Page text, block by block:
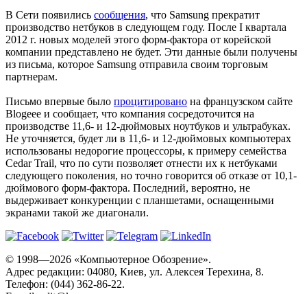
В Сети появились сообщения, что Samsung прекратит
производство нетбуков в следующем году. После I квартала
2012 г. новых моделей этого форм-фактора от корейской
компании представлено не будет. Эти данные были получены
из письма, которое Samsung отправила своим торговым
партнерам.
Письмо впервые было процитировано на французском сайте
Blogeee и сообщает, что компания сосредоточится на
производстве 11,6- и 12-дюймовых ноутбуков и ультрабуках.
Не уточняется, будет ли в 11,6- и 12-дюймовых компьютерах
использованы недорогие процессоры, к примеру семейства
Cedar Trail, что по сути позволяет отнести их к нетбуками
следующего поколения, но точно говорится об отказе от 10,1-
дюймового форм-фактора. Последний, вероятно, не
выдерживает конкуренции с планшетами, оснащенными
экранами такой же диагонали.
© 1998—2026 «Компьютерное Обозрение».
Адрес редакции: 04080, Киев, ул. Алексея Терехина, 8.
Телефон: (044) 362-86-22.